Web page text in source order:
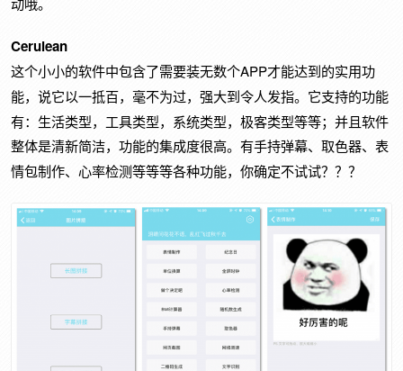
Cerulean
这个小小的软件中包含了需要装无数个APP才能达到的实用功
能，说它以一抵百，毫不为过，强大到令人发指。它支持的功能
有：生活类型，工具类型，系统类型，极客类型等等；并且软件
整体是清新简洁，功能的集成度很高。有手持弹幕、取色器、表
情包制作、心率检测等等等各种功能，你确定不试试？？？